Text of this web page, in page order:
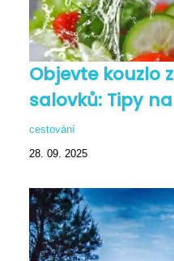
Objevte kouzlo
salovků: Tipy
cestování
28. 09. 2025